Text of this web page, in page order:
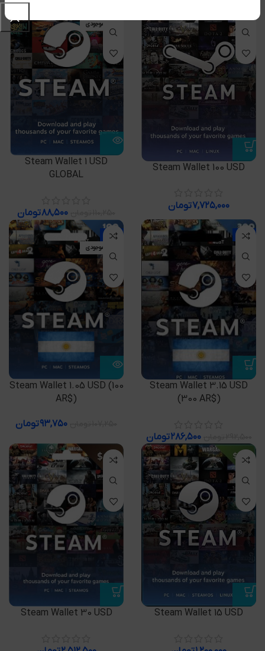
Steam Wallet 100 USD
۷,۷۲۵,۰۰۰تومان
اتمام موجودی
Steam Wallet 1 USD
GLOBAL
۸۸,۵۰۰تومان
-2%
Steam Wallet 3.15 USD
(300 AR$)
۲۸۶,۵۰۰تومان
-13%
اتمام موجودی
Steam Wallet 1.05 USD (100
AR$)
۹۳,۷۵۰تومان
Steam Wallet 15 USD
Steam Wallet 30 USD